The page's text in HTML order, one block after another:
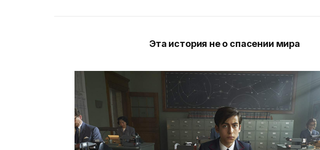
Эта история не о спасении мира